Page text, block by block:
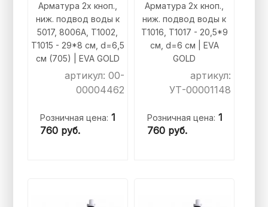
Арматура 2х кноп.,
ниж. подвод воды к
5017, 8006А, Т1002,
Т1015 - 29*8 см, d=6,5
см (705) | EVA GOLD
артикул: 00-
00004462
Розничная цена: 1
760 руб.
Арматура 2х кноп.,
ниж. подвод воды к
T1016, T1017 - 20,5*9
см, d=6 см | EVA
GOLD
артикул:
УТ-00001148
Розничная цена: 1
760 руб.